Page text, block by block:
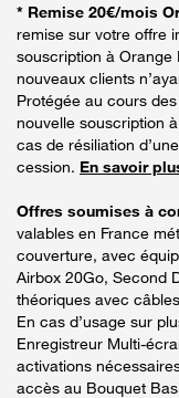
* Remise 20€/mois
remise sur votre offre
souscription à Orange
nouveaux clients
Protégée au cours
nouvelle souscription
cas de résiliation
cession. En savoir
Offres soumises à
valables en France
couverture, avec
Airbox 20Go, Second
théoriques avec
En cas d’usage sur
Enregistreur Multi-
activations
accès au Bouquet